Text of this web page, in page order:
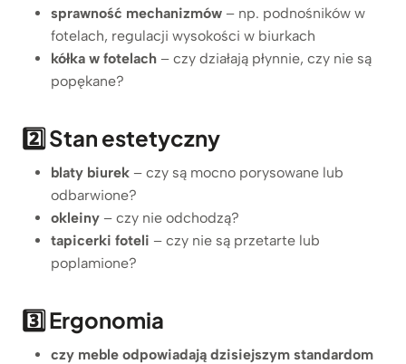
sprawność mechanizmów – np. podnośników w
fotelach, regulacji wysokości w biurkach
kółka w fotelach – czy działają płynnie, czy nie są
popękane?
2️⃣ Stan estetyczny
blaty biurek – czy są mocno porysowane lub
odbarwione?
okleiny – czy nie odchodzą?
tapicerki foteli – czy nie są przetarte lub
poplamione?
3️⃣ Ergonomia
czy meble odpowiadają dzisiejszym standardom